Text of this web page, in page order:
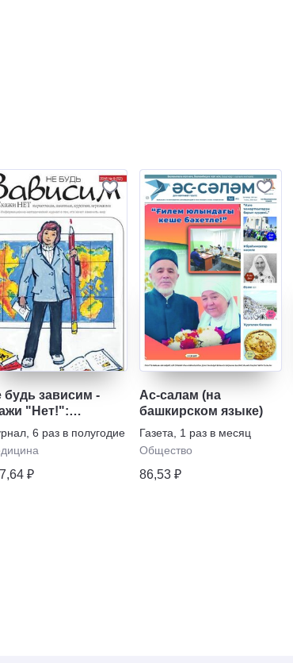
будь зависим -
"Нет!":
курению,
6 раз в полугодие
₽
Ас-салам (на
башкирском языке)
Газета
1 раз в месяц
Общество
86,53 ₽